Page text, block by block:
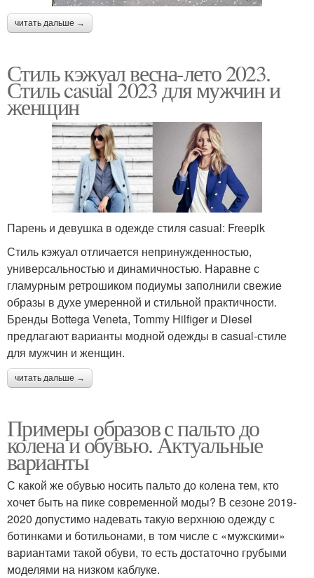
читать дальше →
Стиль кэжуал весна-лето 2023.
Стиль casual 2023 для мужчин и
женщин
Парень и девушка в одежде стиля casual: Freepik
Стиль кэжуал отличается непринужденностью,
универсальностью и динамичностью. Наравне с
гламурным ретрошиком подиумы заполнили свежие
образы в духе умеренной и стильной практичности.
Бренды Bottega Veneta, Tommy Hilfiger и Diesel
предлагают варианты модной одежды в casual-стиле
для мужчин и женщин.
читать дальше →
Примеры образов с пальто до
колена и обувью. Актуальные
варианты
С какой же обувью носить пальто до колена тем, кто
хочет быть на пике современной моды? В сезоне 2019-
2020 допустимо надевать такую верхнюю одежду с
ботинками и ботильонами, в том числе с «мужскими»
вариантами такой обуви, то есть достаточно грубыми
моделями на низком каблуке.